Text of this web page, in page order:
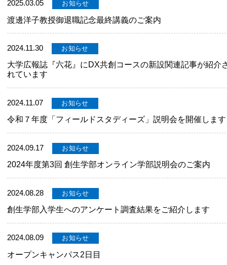
2025.03.05 お知らせ
渡邊洋子教授御退職記念最終講義のご案内
2024.11.30 お知らせ
大学広報誌『六花』にDX共創コースの新設関連記事が紹介
れています
2024.11.07 お知らせ
令和７年度「フィールドスタディーズ」説明会を開催します
2024.09.17 お知らせ
2024年度第3回 創生学部オンライン学部説明会のご案内
2024.08.28 お知らせ
創生学部入学生へのアンケート調査結果をご紹介します
2024.08.09 お知らせ
オープンキャンパス2日目